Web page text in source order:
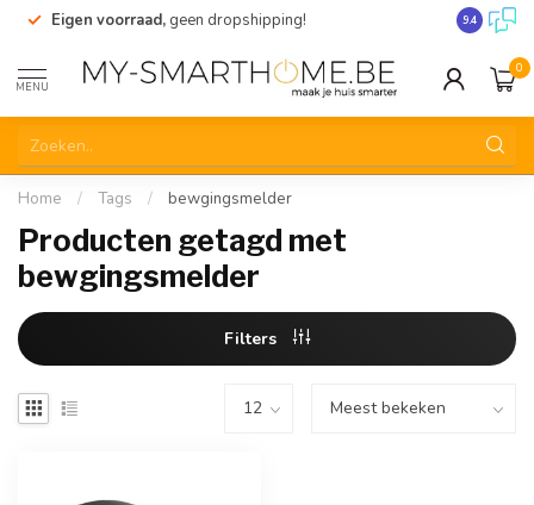
Eigen voorraad, geen dropshipping! 9.4
MENU
0
Home / Tags / bewgingsmelder
Producten getagd met
bewgingsmelder
Filters